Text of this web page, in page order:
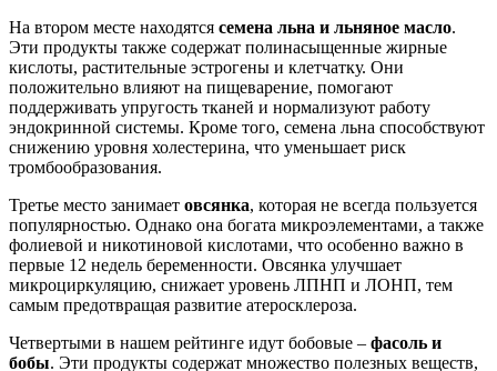
На втором месте находятся семена льна и льняное масло.
Эти продукты также содержат полинасыщенные жирные
кислоты, растительные эстрогены и клетчатку. Они
положительно влияют на пищеварение, помогают
поддерживать упругость тканей и нормализуют работу
эндокринной системы. Кроме того, семена льна способствуют
снижению уровня холестерина, что уменьшает риск
тромбообразования.
Третье место занимает овсянка, которая не всегда пользуется
популярностью. Однако она богата микроэлементами, а также
фолиевой и никотиновой кислотами, что особенно важно в
первые 12 недель беременности. Овсянка улучшает
микроциркуляцию, снижает уровень ЛПНП и ЛОНП, тем
самым предотвращая развитие атеросклероза.
Четвертыми в нашем рейтинге идут бобовые – фасоль и
бобы. Эти продукты содержат множество полезных веществ,